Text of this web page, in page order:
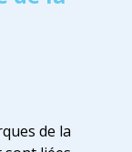
de la